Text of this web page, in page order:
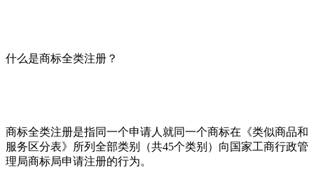
什么是商标全类注册？
商标全类注册是指同一个申请人就同一个商标在《类似商品和
服务区分表》所列全部类别（共45个类别）向国家工商行政管
理局商标局申请注册的行为。